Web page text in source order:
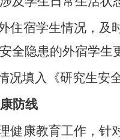
住宿学生情况，及
全隐患的外宿学生
况填入《研究生安
防线
健康教育工作，针